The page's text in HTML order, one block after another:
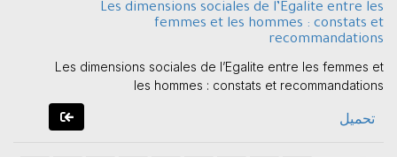
Les dimensions sociales de l’Egalite entre les
femmes et les hommes : constats et
recommandations
Les dimensions sociales de l’Egalite entre les femmes et
les hommes : constats et recommandations
تحميل